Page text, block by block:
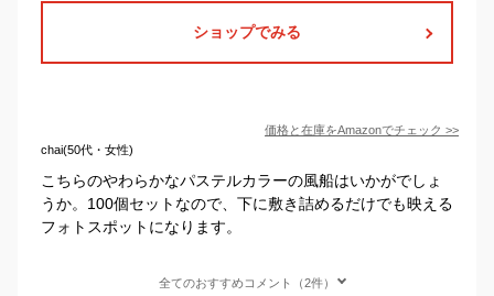
ショップでみる
価格と在庫をAmazonでチェック >>
chai(50代・女性)
こちらのやわらかなパステルカラーの風船はいかがでしょ
うか。100個セットなので、下に敷き詰めるだけでも映える
フォトスポットになります。
全てのおすすめコメント（2件）